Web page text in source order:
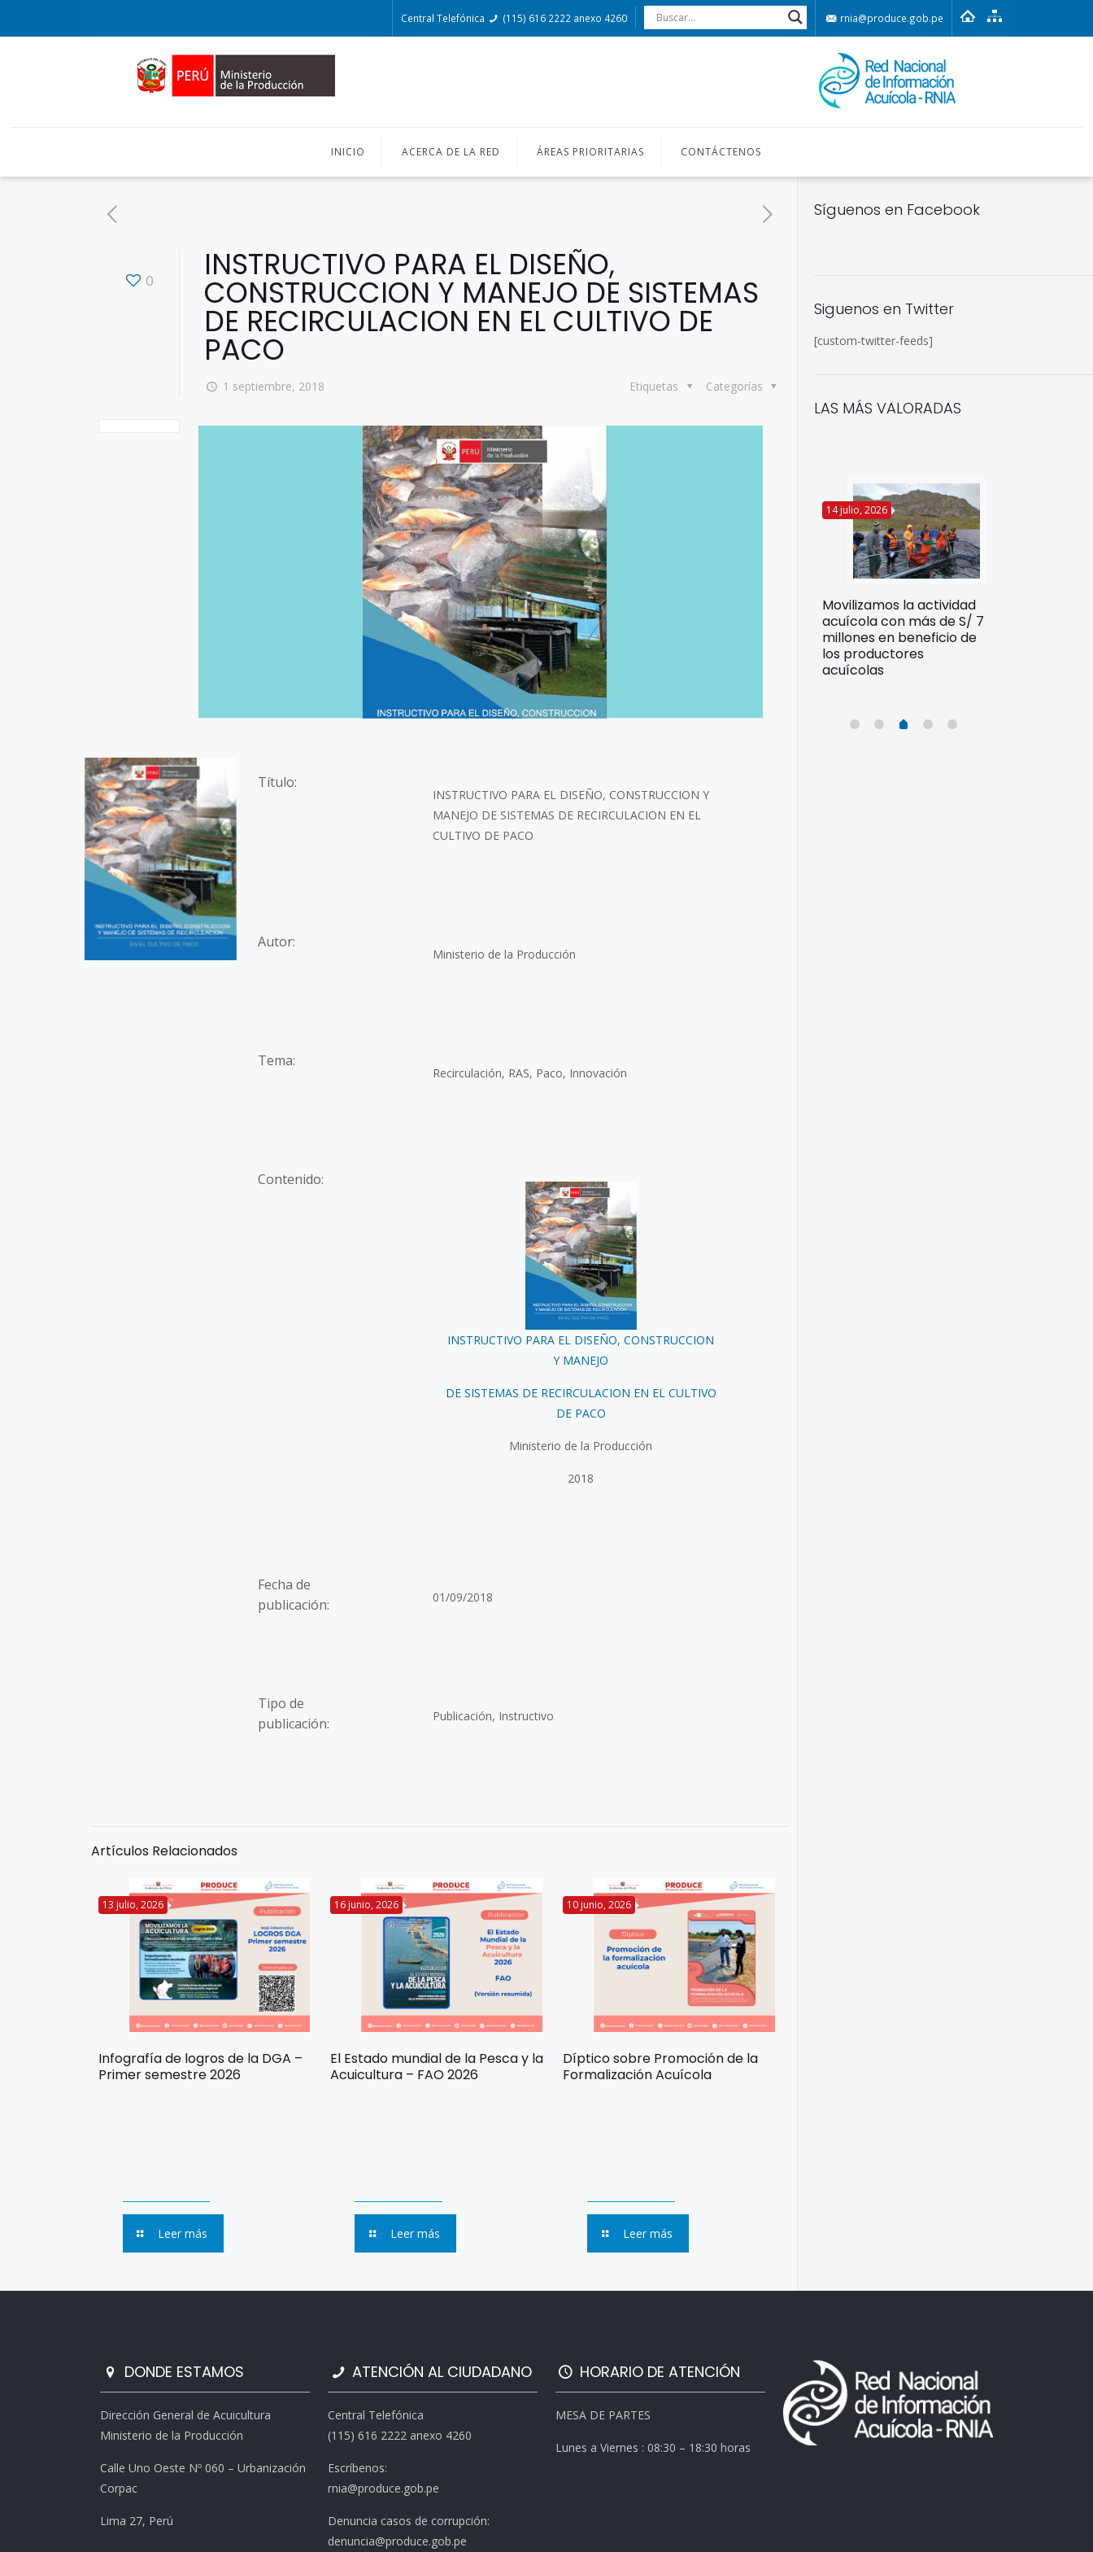
Central Telefónica (115) 616 2222 anexo 4260 rnia@produce.gob.pe
INICIO ACERCA DE LA RED ÁREAS PRIORITARIAS CONTÁCTENOS
0 INSTRUCTIVO PARA EL DISEÑO,
CONSTRUCCION Y MANEJO DE SISTEMAS
DE RECIRCULACION EN EL CULTIVO DE
PACO
1 septiembre, 2018 Categorías
Etiquetas
Título:
INSTRUCTIVO PARA EL DISEÑO, CONSTRUCCION Y
MANEJO DE SISTEMAS DE RECIRCULACION EN EL
CULTIVO DE PACO
Autor:
Ministerio de la Producción
Tema:
Recirculación, RAS, Paco, Innovación
Contenido:
INSTRUCTIVO PARA EL DISEÑO, CONSTRUCCION
Y MANEJO
DE SISTEMAS DE RECIRCULACION EN EL CULTIVO
DE PACO
Ministerio de la Producción
2018
Fecha de
publicación:
01/09/2018
Tipo de
publicación:
Publicación, Instructivo
Artículos Relacionados
13 julio, 2026
Infografía de logros de la DGA –
Primer semestre 2026
Leer más
16 junio, 2026
El Estado mundial de la Pesca y la
Acuicultura – FAO 2026
Leer más
10 junio, 2026
Díptico sobre Promoción de la
Formalización Acuícola
Leer más
Síguenos en Facebook
Siguenos en Twitter
[custom-twitter-feeds]
LAS MÁS VALORADAS
Más de 30 expertos
generan acuerdos para
lograr acuicultura
sostenible y resiliente en
24 julio, 2026
Profesionales de 18
regiones conocen
herramientas para
gestionar permisos
ambientales para la
acuicultura
14 julio, 2026
Movilizamos la actividad
acuícola con más de S/ 7
millones en beneficio de
los productores
acuícolas
DONDE ESTAMOS
Dirección General de Acuicultura
Ministerio de la Producción
Calle Uno Oeste Nº 060 – Urbanización
Corpac
Lima 27, Perú
ATENCIÓN AL CIUDADANO
Central Telefónica
(115) 616 2222 anexo 4260
Escríbenos:
rnia@produce.gob.pe
Denuncia casos de corrupción:
denuncia@produce.gob.pe
HORARIO DE ATENCIÓN
MESA DE PARTES
Lunes a Viernes : 08:30 – 18:30 horas